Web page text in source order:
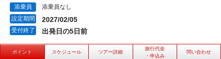
添乗員
添乗員なし
設定期間
2027/02/05
受付終了 出発日の5日前
ポイント スケジュール ツアー詳細
旅行代金
・申込み
問い合わせ